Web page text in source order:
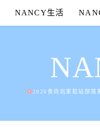
NANCY生活
2026食尚玩家駐站部落